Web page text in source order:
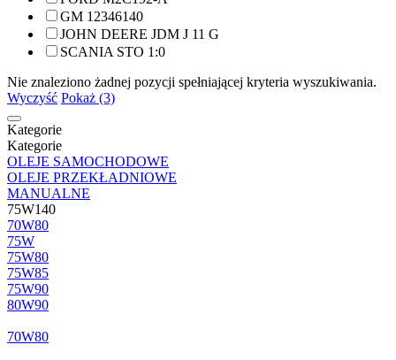
GM 12346140
JOHN DEERE JDM J 11 G
SCANIA STO 1:0
Nie znaleziono żadnej pozycji spełniającej kryteria wyszukiwania.
Wyczyść Pokaż (3)
Kategorie
Kategorie
OLEJE SAMOCHODOWE
OLEJE PRZEKŁADNIOWE
MANUALNE
75W140
70W80
75W
75W80
75W85
75W90
80W90
70W80